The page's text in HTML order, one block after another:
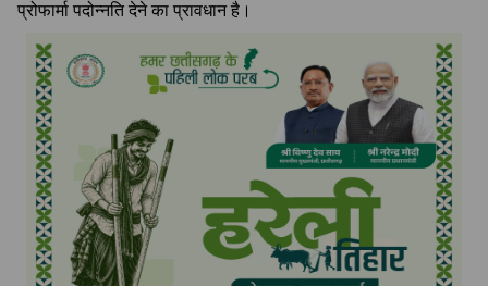
प्रोफार्मा पदोन्नति देने का प्रावधान है।